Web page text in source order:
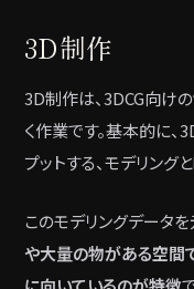
3D制作
3D制作は、3DCG向け
く作業です。基本的に
プットする、モデリング
このモデリングデータ
や大量の物がある空間